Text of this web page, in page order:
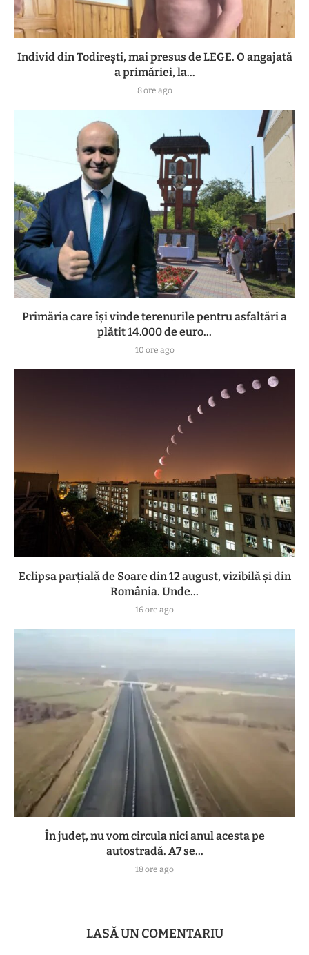
Individ din Todirești, mai presus de LEGE. O angajată
a primăriei, la...
8 ore ago
Primăria care își vinde terenurile pentru asfaltări a
plătit 14.000 de euro...
10 ore ago
Eclipsa parțială de Soare din 12 august, vizibilă și din
România. Unde...
16 ore ago
În județ, nu vom circula nici anul acesta pe
autostradă. A7 se...
18 ore ago
LASĂ UN COMENTARIU